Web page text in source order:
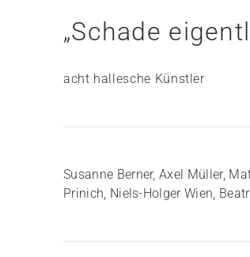
„Schade
acht hallesche Künstler
Susanne Berner, Axel Müller,
Prinich, Niels-Holger Wien,